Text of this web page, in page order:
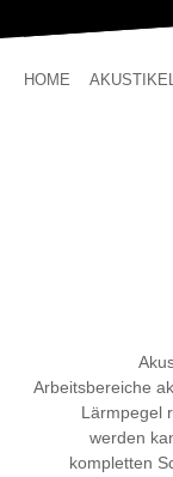
HOME
Arbeitsbereiche
Lärmpegel
werden
kompletten